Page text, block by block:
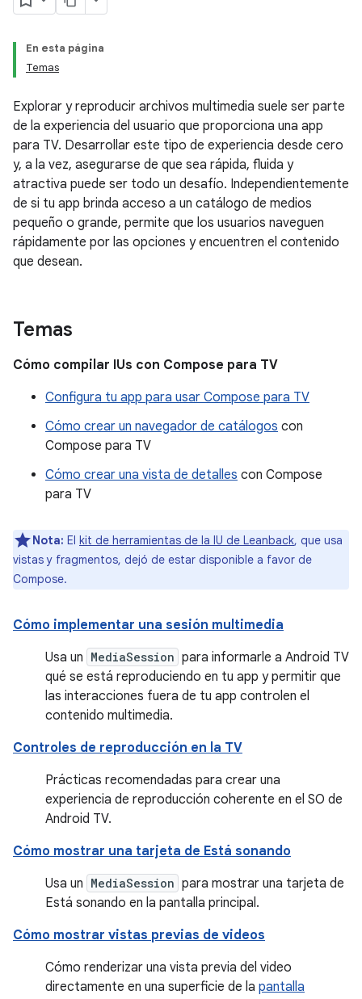
En esta página
Temas
Explorar y reproducir archivos multimedia suele ser parte
de la experiencia del usuario que proporciona una app
para TV. Desarrollar este tipo de experiencia desde cero
y, a la vez, asegurarse de que sea rápida, fluida y
atractiva puede ser todo un desafío. Independientemente
de si tu app brinda acceso a un catálogo de medios
pequeño o grande, permite que los usuarios naveguen
rápidamente por las opciones y encuentren el contenido
que desean.
Temas
Cómo compilar IUs con Compose para TV
Configura tu app para usar Compose para TV
Cómo crear un navegador de catálogos con
Compose para TV
Cómo crear una vista de detalles con Compose
para TV
Nota: El kit de herramientas de la IU de Leanback, que usa
vistas y fragmentos, dejó de estar disponible a favor de
Compose.
Cómo implementar una sesión multimedia
Usa un MediaSession para informarle a Android TV
qué se está reproduciendo en tu app y permitir que
las interacciones fuera de tu app controlen el
contenido multimedia.
Controles de reproducción en la TV
Prácticas recomendadas para crear una
experiencia de reproducción coherente en el SO de
Android TV.
Cómo mostrar una tarjeta de Está sonando
Usa un MediaSession para mostrar una tarjeta de
Está sonando en la pantalla principal.
Cómo mostrar vistas previas de videos
Cómo renderizar una vista previa del video
directamente en una superficie de la pantalla